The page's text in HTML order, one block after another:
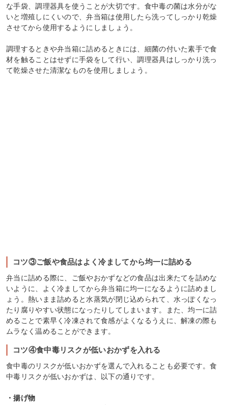
な手袋、調理器具を使うことが大切です。食中毒の菌は水分がな
いと増殖しにくいので、弁当箱は使用したら洗ってしっかり乾燥
させてから使用するようにしましょう。
調理するときや弁当箱に詰めるときには、細菌の付いた素手で食
材を触ることはせずに手袋をして行い、調理器具はしっかり洗っ
て乾燥させた清潔なものを使用しましょう。
コツ③ご飯や食品はよく冷ましてから均一に詰める
弁当に詰める際に、ご飯やおかずなどの食品は出来たてを詰めな
いように、よく冷ましてから弁当箱に均一になるように詰めまし
ょう。熱いまま詰めると水蒸気が閉じ込められて、水っぽくなっ
たり腐りやすい状態になったりしてしまいます。また、均一に詰
めることで素早く冷凍されて食感がよくなるうえに、解凍の際も
ムラなく温めることができます。
コツ④食中毒リスクが低いおかずを入れる
食中毒のリスクが低いおかずを選んで入れることも必要です。食
中毒リスクが低いおかずは、以下の通りです。
・揚げ物